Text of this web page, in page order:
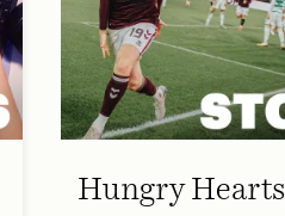
Hungry Hearts